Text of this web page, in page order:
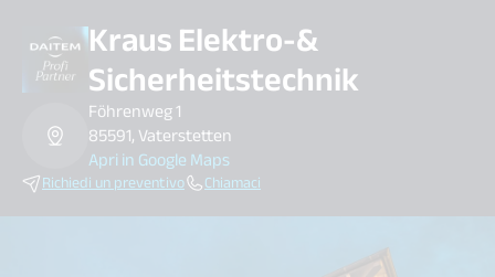
Kraus Elektro-&
Sicherheitstechnik
Föhrenweg 1
85591, Vaterstetten
Apri in Google Maps
Richiedi un preventivo Chiamaci